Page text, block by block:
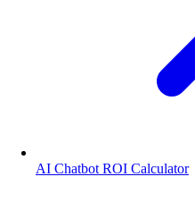
AI Chatbot ROI Calculator